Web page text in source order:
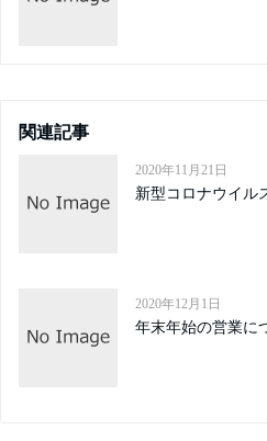
関連記事
2020年11月21日
新型コロナウイル
2020年12月1日
年末年始の営業に